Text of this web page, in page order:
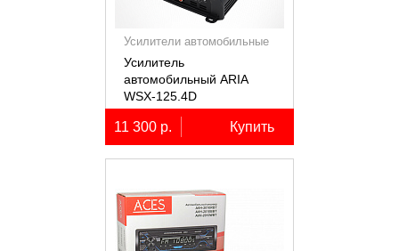
Усилители автомобильные
Усилитель
автомобильный ARIA
WSX-125.4D
четырёхканальный,
4х125Вт (4Ом)
11 300 р. Купить